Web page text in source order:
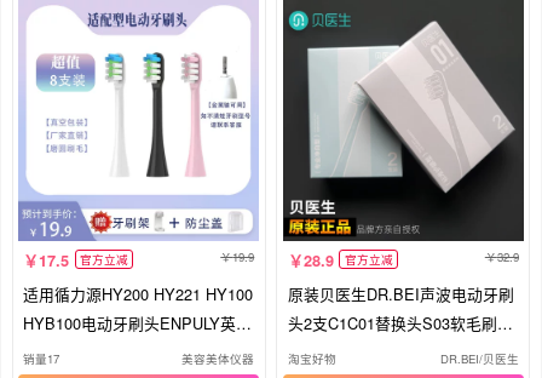
17.5 官方立减 19.9
适用循力源HY200 HY221 HY100
HYB100电动牙刷头ENPULY英普
利B100
销量17 美容美体仪器
28.9 官方立减 32.9
原装贝医生DR.BEI声波电动牙刷
头2支C1C01替换头S03软毛刷头
S7
淘宝好物 DR.BEI/贝医生